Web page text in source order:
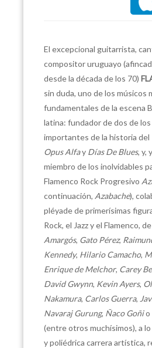
El excepcional guitarrista,
compositor uruguayo
desde la década de los 70)
sin duda, uno de los músicos
fundamentales de la escena
latina: fundador de dos de
importantes de la historia del
Opus Alfay Días De Blues, y,
miembro de los inolvidables
Flamenco Rock Progresivo
continuación, Azabache),
pléyade de primerísimas
Rock, el Jazz y el Flamenco,
Amargós, Gato Pérez,
Kennedy, Hilario Camacho,
Enrique de Melchor, Carey
David Gwynn, Kevin Ayers,
Nakamura, Carlos Guerra,
Navaraj Gurung, Ñaco Goñio
(entre otros muchísimos), a
y poliédrica carrera artística,